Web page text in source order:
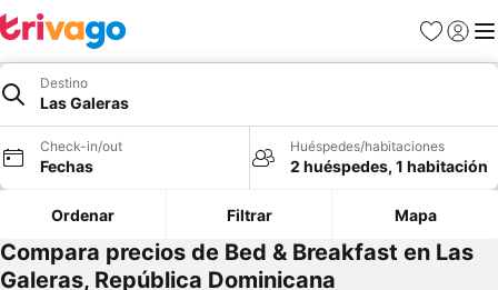
Favoritos
Iniciar
Destino
Las Galeras
Check-in/out
Fechas
Huéspedes/habitaciones
2 huéspedes, 1 habitación
Ordenar Filtrar Mapa
Compara precios de Bed & Breakfast en Las
Galeras, República Dominicana